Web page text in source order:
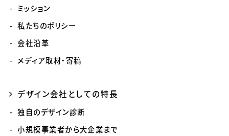
ミッション
私たちのポリシー
会社沿革
メディア取材・寄稿
デザイン会社としての特長
独自のデザイン診断
小規模事業者から大企業まで